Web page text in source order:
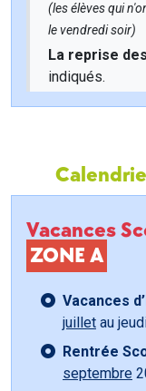
(les élèves qui
le vendredi soir)
La reprise
indiqués.
Vacances
ZONE A
Vacances
juillet au
Rentrée
septembre